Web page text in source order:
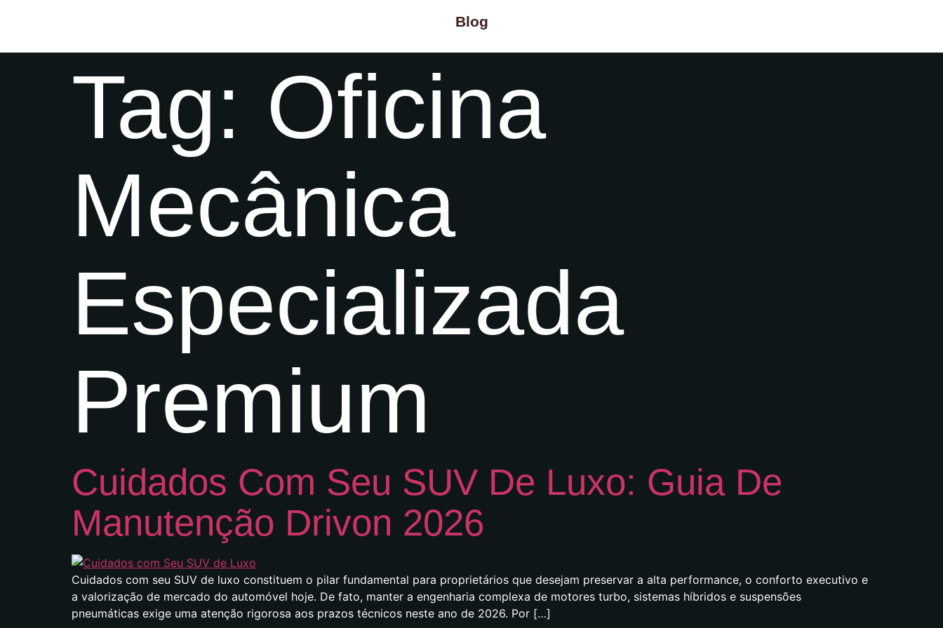
Blog
Tag: Oficina
Mecânica
Especializada
Premium
Cuidados Com Seu SUV De Luxo: Guia De
Manutenção Drivon 2026
Cuidados com seu SUV de luxo constituem o pilar fundamental para proprietários que desejam preservar a alta performance, o conforto executivo e
a valorização de mercado do automóvel hoje. De fato, manter a engenharia complexa de motores turbo, sistemas híbridos e suspensões
pneumáticas exige uma atenção rigorosa aos prazos técnicos neste ano de 2026. Por […]